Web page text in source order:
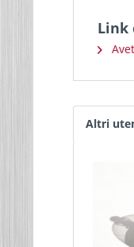
Link
Altri